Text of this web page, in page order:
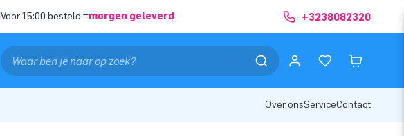
Voor 15:00 besteld =morgen geleverd +3238082320
Over onsServiceContact